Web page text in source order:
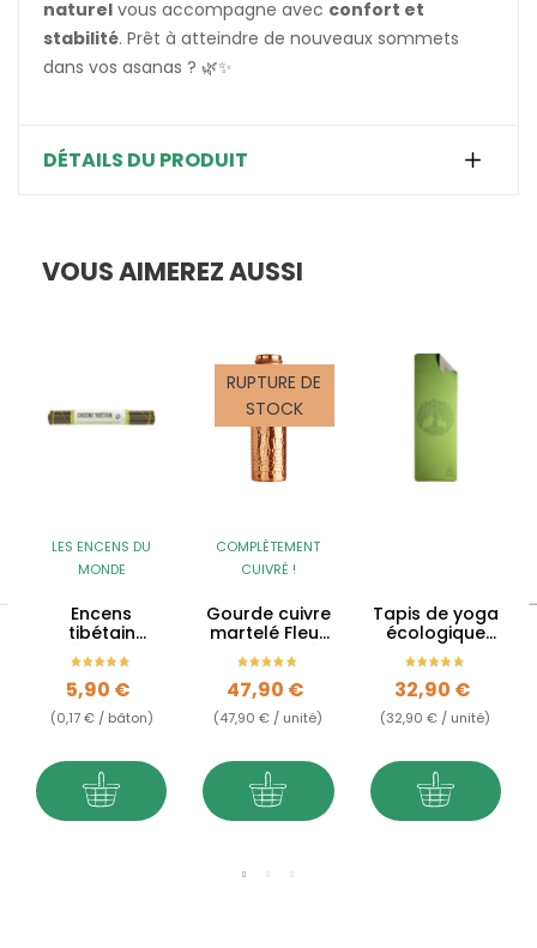
naturel vous accompagne avec confort et
stabilité. Prêt à atteindre de nouveaux sommets
dans vos asanas ? 🌿✨
DÉTAILS DU PRODUIT
VOUS AIMEREZ AUSSI
LES ENCENS DU
MONDE
Encens
tibétain
Méditation
Prix
5,90 €
(0,17 € / bâton)
RUPTURE DE
STOCK
COMPLÈTEMENT
CUIVRÉ !
Gourde cuivre
martelé Fleur
de Vie gravée
- 900ml
Prix
47,90 €
(47,90 € / unité)
Tapis de yoga
écologique
Arbre de Vie
Prix
32,90 €
(32,90 € / unité)